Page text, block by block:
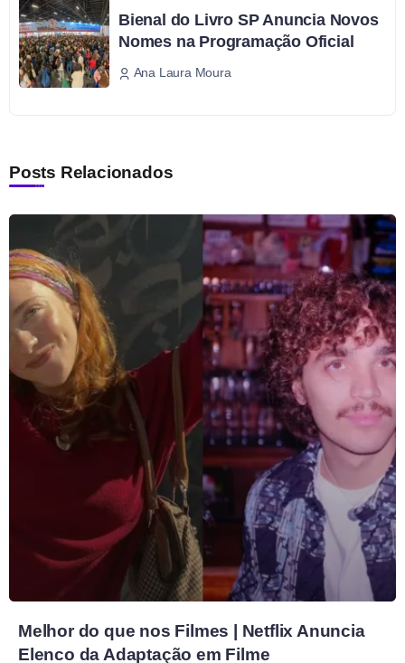
Bienal do Livro SP Anuncia Novos
Nomes na Programação Oficial
Ana Laura Moura
Posts Relacionados
Melhor do que nos Filmes | Netflix Anuncia
Elenco da Adaptação em Filme